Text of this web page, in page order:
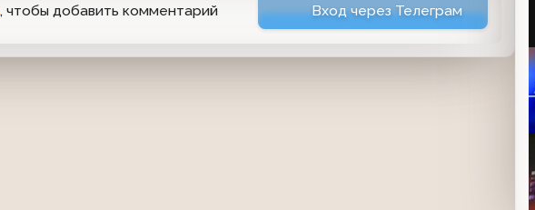
, чтобы добавить комментарий Вход через Телеграм